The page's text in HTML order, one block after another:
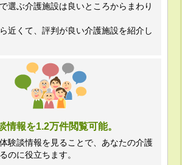
選ぶ介護施設は良いところからまわり
近くて、評判が良い介護施設を紹介し
情報を1.2万件閲覧可能。
験談情報を見ることで、あなたの介護
のに役立ちます。